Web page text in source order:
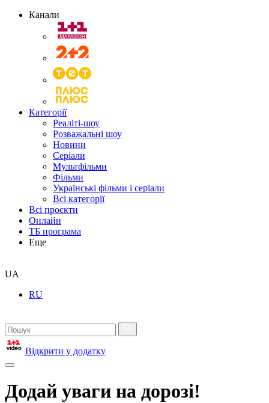
Канали
Категорії
Реаліті-шоу
Розважальні шоу
Новини
Серіали
Мультфільми
Фільми
Українські фільми і серіали
Всі категорії
Всі проєкти
Онлайн
ТБ програма
Еще
UA
RU
Відкрити у додатку
Додай уваги на дорозі!